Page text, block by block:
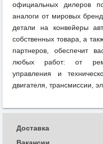
официальных дилеров
аналоги от мировых
детали на конвейеры
собственных товара, а
партнеров, обеспечит
любых работ: от
управления и
двигателя, трансмиссии,
Доставка